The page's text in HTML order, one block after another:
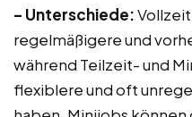
– Unterschiede:
regelmäßigere und
während Teilzeit- und
flexiblere und oft